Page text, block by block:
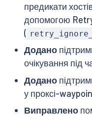
предикати
допомогою
(
Додано
очікування під
Додано
у проксі-
Виправлено